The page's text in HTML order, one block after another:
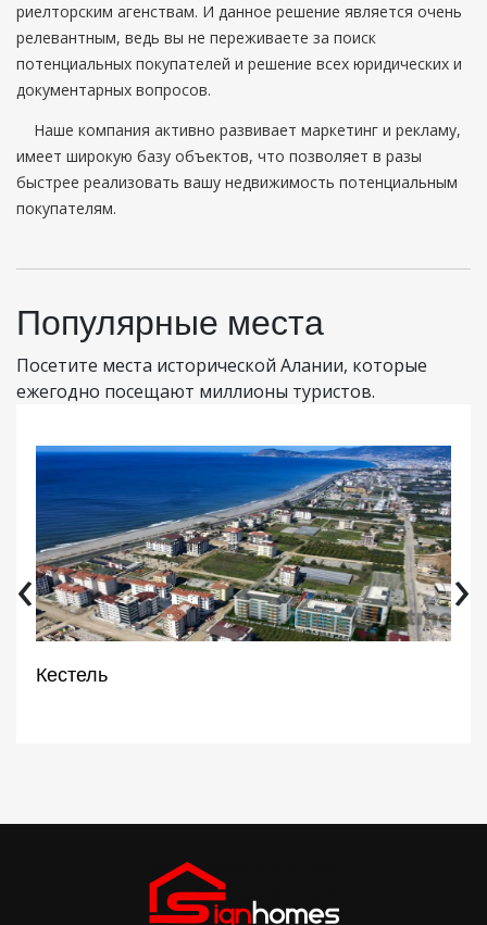
риелторским агенствам. И данное решение является очень
релевантным, ведь вы не переживаете за поиск
потенциальных покупателей и решение всех юридических и
документарных вопросов.
Наше компания активно развивает маркетинг и рекламу,
имеет широкую базу объектов, что позволяет в разы
быстрее реализовать вашу недвижимость потенциальным
покупателям.
Популярные места
Посетите места исторической Алании, которые
ежегодно посещают миллионы туристов.
Кестель
‹ ›